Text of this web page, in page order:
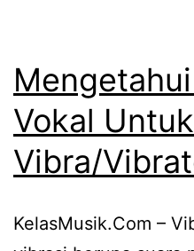
Vokal
Vibra/
KelasMusik.Com –